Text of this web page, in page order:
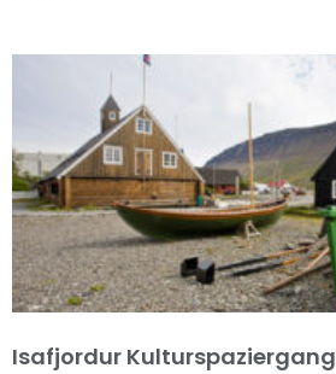
Isafjordur Kulturspaziergang